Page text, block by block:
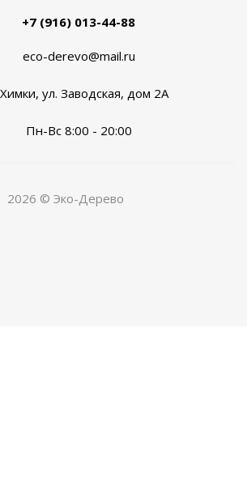
+7 (916) 013-44-88
eco-derevo@mail.ru
Химки, ул. Заводская, дом 2А
Пн-Вс 8:00 - 20:00
2026 © Эко-Дерево